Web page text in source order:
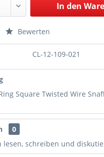
In den
Bewerten
CL-12-109-021
Square Twisted Wire
0
lesen, schreiben und